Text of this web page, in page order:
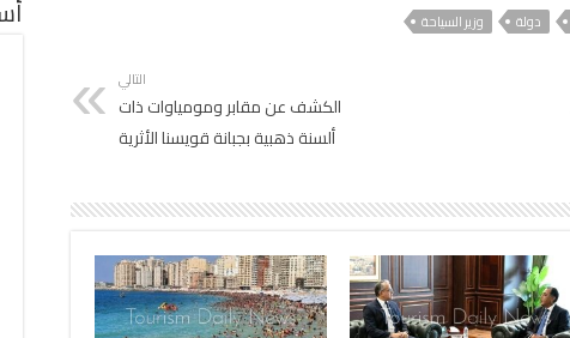
دولة وزير السياحة
التالي
الكشف عن مقابر ومومياوات ذات
ألسنة ذهبية بجبانة قويسنا الأثرية